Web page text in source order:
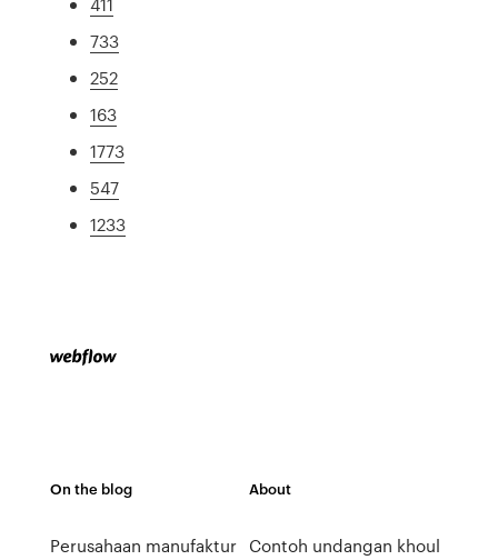
733
252
163
1773
547
1233
On the blog
Perusahaan manufaktur
About
Contoh undangan khoul